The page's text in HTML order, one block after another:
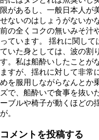
限があるし、一般日本人が
せないのはしょうがないか
前の全くコクの無いみそ汁
っています。 揺れに関し
ていた身としては、波の割
す。私は船酔いしたことが
ますが、揺れに対して非常
めを服用しながらなんとか
ズで、船酔いで食事を抜い
ーブルや椅子が動くほどの
が。
コメントを投稿する